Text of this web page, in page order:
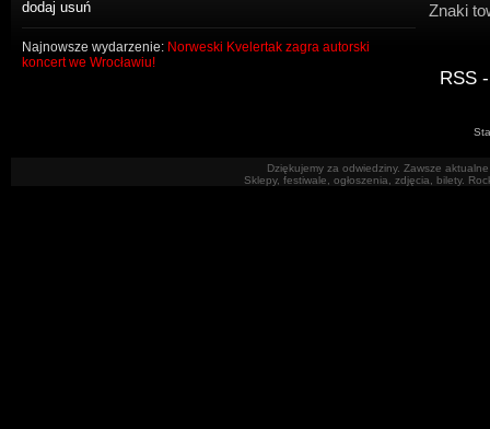
Najnowsze wydarzenie: Norweski Kvelertak zagra autorski
koncert we Wrocławiu!
Znaki
RSS
Dziękujemy za odwiedziny. Zawsze
Sklepy, festiwale, ogłoszenia, zdjęcia, bilety.